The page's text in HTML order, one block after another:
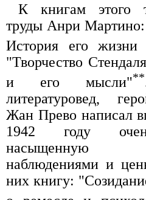
К книгам этого
труды Анри
История его жизни
"Творчество
и его мысли"**
литературовед,
Жан Прево написал
1942 году
насыщенную
наблюдениями и
них книгу: